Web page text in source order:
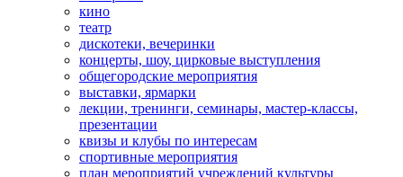
кино
театр
дискотеки, вечеринки
концерты, шоу, цирковые выступления
общегородские мероприятия
выставки, ярмарки
лекции, тренинги, семинары, мастер-классы,
презентации
квизы и клубы по интересам
спортивные мероприятия
план мероприятий учреждений культуры